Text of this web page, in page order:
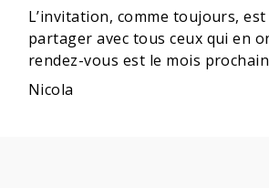
L’invitation, comme toujours, est
partager avec tous ceux qui en
rendez-vous est le mois
Nicola